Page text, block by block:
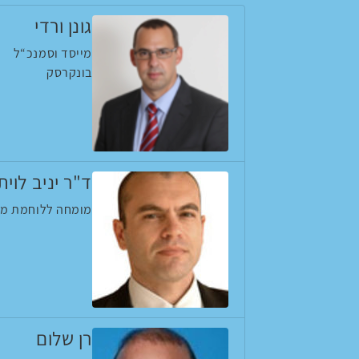
גונן ורדי
מייסד וסמנכ“ל
בונקרסק
ד"ר יניב
מומחה ללוחמת
רן שלום